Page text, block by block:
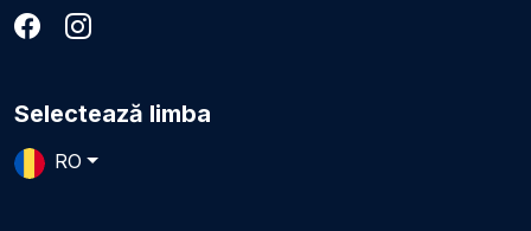
Selectează limba
RO